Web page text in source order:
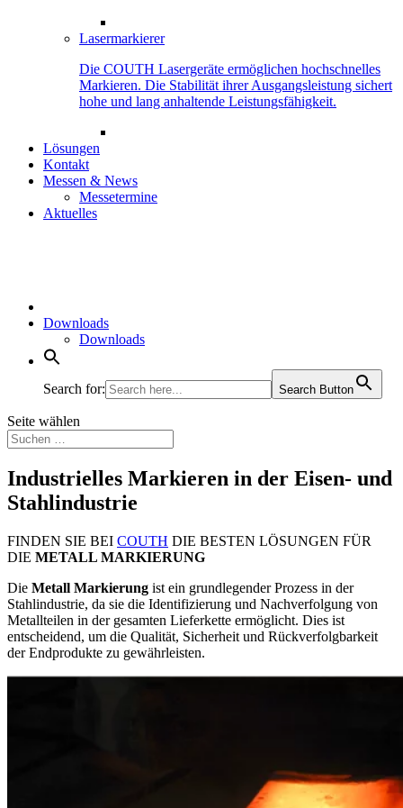
Lasermarkierer
Die COUTH Lasergeräte ermöglichen hochschnelles
Markieren. Die Stabilität ihrer Ausgangsleistung sichert
hohe und lang anhaltende Leistungsfähigkeit.
Lösungen
Kontakt
Messen & News
Messetermine
Aktuelles
Downloads
Downloads
Search for: Search Button
Seite wählen
Industrielles Markieren in der Eisen- und
Stahlindustrie
FINDEN SIE BEI COUTH DIE BESTEN LÖSUNGEN FÜR
DIE METALL MARKIERUNG
Die Metall Markierung ist ein grundlegender Prozess in der
Stahlindustrie, da sie die Identifizierung und Nachverfolgung von
Metallteilen in der gesamten Lieferkette ermöglicht. Dies ist
entscheidend, um die Qualität, Sicherheit und Rückverfolgbarkeit
der Endprodukte zu gewährleisten.